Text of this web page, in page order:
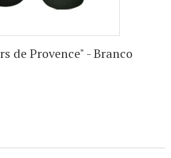
de Provence" - Branco